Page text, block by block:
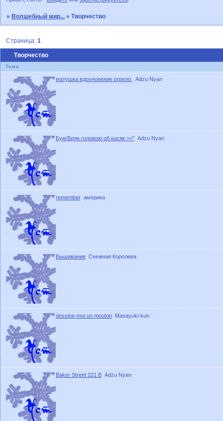
» Волшебный мир... »Творчество
Творчество
Страница:1
Тема
матушка вдохновение огрело. Adzu Nyan
Бум!Бряк головою об косяк ><" Adzu Nyan
remember америка
Вышивание Снежная Королева
dessine-moi un mouton Masayuki-kun
Baker Street 221 B Adzu Nyan